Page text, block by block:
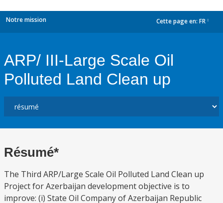
Notre mission Cette page en: FR
ARP/ III-Large Scale Oil
Polluted Land Clean up
Résumé*
The Third ARP/Large Scale Oil Polluted Land Clean up
Project for Azerbaijan development objective is to
improve: (i) State Oil Company of Azerbaijan Republic